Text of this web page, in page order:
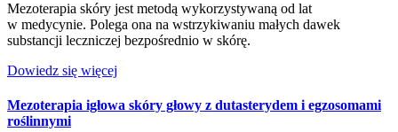
Mezoterapia skóry jest metodą wykorzystywaną od lat
w medycynie. Polega ona na wstrzykiwaniu małych dawek
substancji leczniczej bezpośrednio w skórę.
Dowiedz się więcej
Mezoterapia igłowa skóry głowy z dutasterydem i egzosomami
roślinnymi